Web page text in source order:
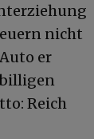
nicht
er
Reich